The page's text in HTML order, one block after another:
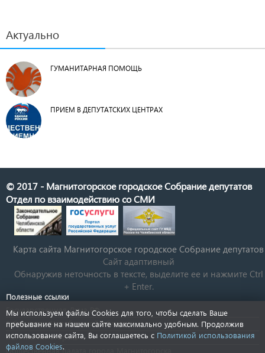
Актуально
ГУМАНИТАРНАЯ ПОМОЩЬ
ПРИЕМ В ДЕПУТАТСКИХ ЦЕНТРАХ
© 2017 - Магнитогорское городское Собрание депутатов
Отдел по взаимодействию со СМИ
Карта сайта Магнитогорское городское Cобрание депутатов
Сайт адаптивный
Обнаружив неточность в тексте, выделите ее и нажмите Ctrl
+ Enter.
Полезные ссылки
Государственная Дума РФ
Губернатор Челябинской области
КСП Магнитогорска
Общественная палата города Магнитогорска
Мы используем файлы Cookies для того, чтобы сделать Ваше
пребывание на нашем сайте максимально удобным. Продолжив
использование сайта, Вы соглашаетесь с Политикой использования
файлов Cookies.